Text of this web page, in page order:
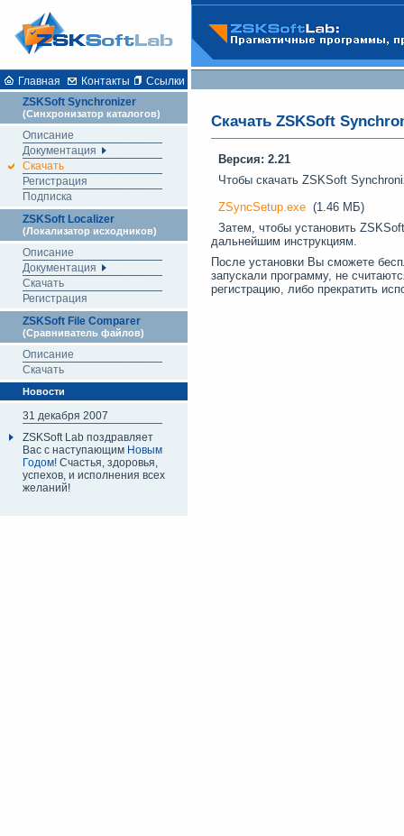
Главная Контакты
Ссылки
ZSKSoft Synchronizer
(Синхронизатор каталогов)
Описание
Документация
Скачать
Регистрация
Подписка
ZSKSoft Localizer
(Локализатор исходников)
Описание
Документация
Скачать
Регистрация
ZSKSoft File Comparer
(Сравниватель файлов)
Описание
Скачать
Новости
31 декабря 2007
ZSKSoft Lab поздравляет
Вас с наступающим Новым
Годом! Счастья, здоровья,
успехов, и исполнения всех
желаний!
Скачать ZSKSoft
Версия: 2.21
Чтобы скачать ZSKSoft
ZSyncSetup.exe (1.46 МБ)
Затем, чтобы установить
дальнейшим инструкциям.
После установки Вы сможете
запускали программу, не
регистрацию, либо прекратить